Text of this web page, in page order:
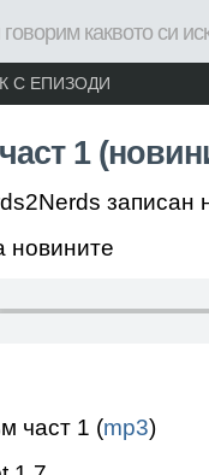
каквото си
С ЕПИЗОДИ
1
записан
новините
част 1 (mp3)